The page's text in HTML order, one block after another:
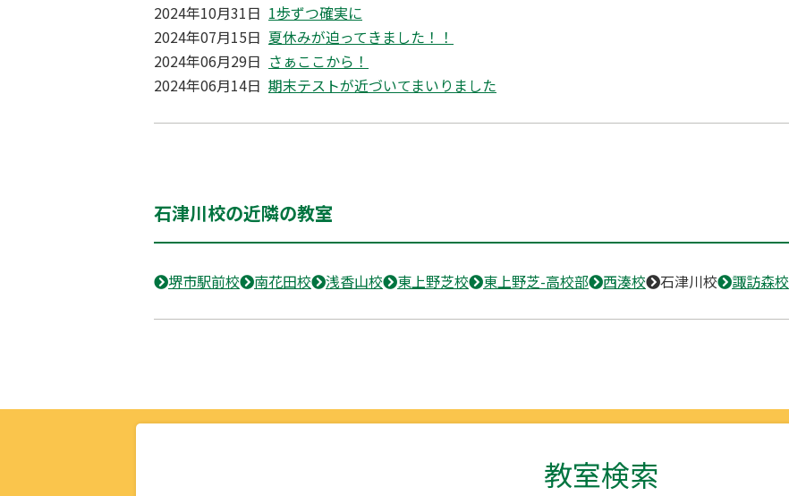
2024年10月31日 1歩ずつ確実に
2024年07月15日 夏休みが迫ってきました！！
2024年06月29日 さぁここから！
2024年06月14日 期末テストが近づいてまいりました
石津川校の近隣の教室
堺市駅前校 南花田校 浅香山校 東上野芝校 東上野芝-高校部 西湊校 石津川校 諏訪森校
教室検索